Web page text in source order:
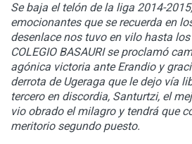
Se baja el telón de la liga 2014-
emocionantes que se recuerda en
desenlace nos tuvo en vilo hasta
COLEGIO BASAURI se proclamó
agónica victoria ante Erandio y
derrota de Ugeraga que le dejo vía
tercero en discordia, Santurtzi, el
vio obrado el milagro y tendrá que
meritorio segundo puesto.